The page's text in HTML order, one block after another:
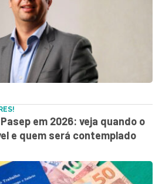
em 2026: veja quando o
e quem será contemplado